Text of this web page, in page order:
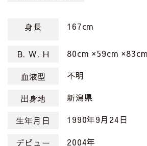
身長 167cm
B. W. H
80cm ×59cm ×83cm
血液型 不明
出身地 新潟県
生年月日 1990年9月24日
デビュー 2004年